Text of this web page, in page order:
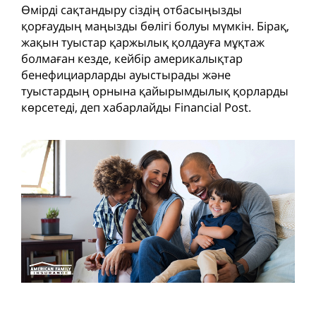
Өмірді сақтандыру сіздің отбасыңызды
қорғаудың маңызды бөлігі болуы мүмкін. Бірақ,
жақын туыстар қаржылық қолдауға мұқтаж
болмаған кезде, кейбір америкалықтар
бенефициарларды ауыстырады және
туыстардың орнына қайырымдылық қорларды
көрсетеді, деп хабарлайды Financial Post.